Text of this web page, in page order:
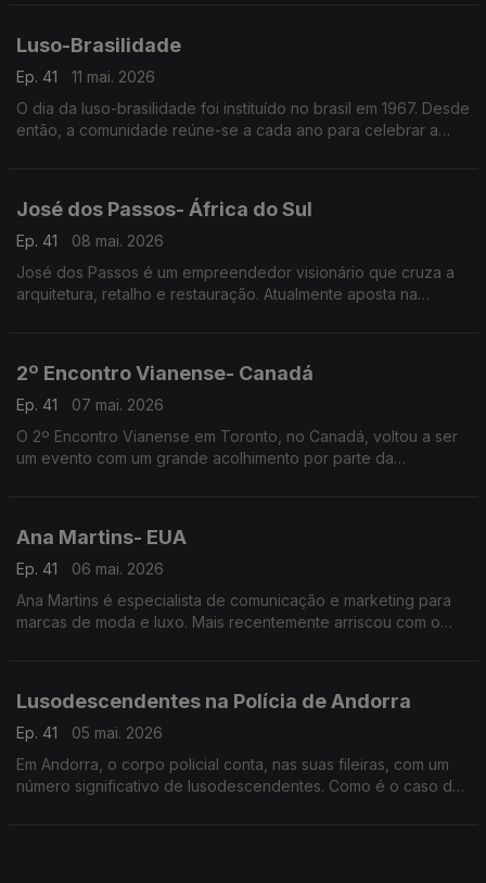
Luso-Brasilidade
Ep. 41
11 mai. 2026
O dia da luso-brasilidade foi instituído no brasil em 1967. Desde
então, a comunidade reúne-se a cada ano para celebrar a
José dos Passos- África do Sul
Ep. 41
08 mai. 2026
José dos Passos é um empreendedor visionário que cruza a
arquitetura, retalho e restauração. Atualmente aposta na
2º Encontro Vianense- Canadá
Ep. 41
07 mai. 2026
O 2º Encontro Vianense em Toronto, no Canadá, voltou a ser
um evento com um grande acolhimento por parte da
Ana Martins- EUA
Ep. 41
06 mai. 2026
Ana Martins é especialista de comunicação e marketing para
marcas de moda e luxo. Mais recentemente arriscou com o
Lusodescendentes na Polícia de Andorra
Ep. 41
05 mai. 2026
Em Andorra, o corpo policial conta, nas suas fileiras, com um
número significativo de lusodescendentes. Como é o caso de